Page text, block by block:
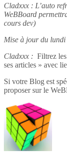
Cladxxx : L’auto
WeBBoard
cours dev)
Mise à jour du
Cladxxx : Filtrez
ses articles » avec
Si votre Blog est
proposer sur le